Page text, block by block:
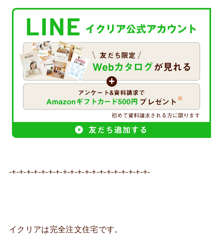
-+-+-+-+-+-+-+-+-+-+-+-+-+-+-+-+-+-+-+-
イクリアは完全注文住宅です。